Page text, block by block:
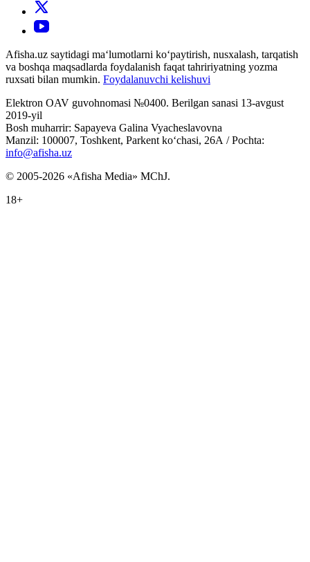
Afisha.uz saytidagi ma‘lumotlarni ko‘paytirish, nusxalash, tarqatish
va boshqa maqsadlarda foydalanish faqat tahririyatning yozma
ruxsati bilan mumkin. Foydalanuvchi kelishuvi
Elektron OAV guvohnomasi №0400. Berilgan sanasi 13-avgust
2019-yil
Bosh muharrir: Sapayeva Galina Vyacheslavovna
Manzil: 100007, Toshkent, Parkent ko‘chasi, 26А / Pochta:
info@afisha.uz
© 2005-2026 «Afisha Media» MChJ.
18+